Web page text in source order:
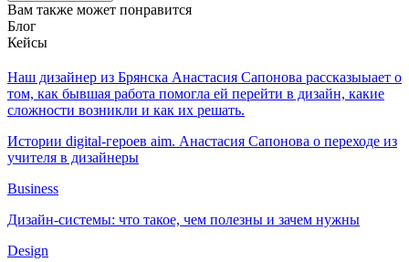
Вам также может понравится
Блог
Кейсы
Наш дизайнер из Брянска Анастасия Сапонова рассказыыает о
том, как бывшая работа помогла ей перейти в дизайн, какие
сложности возникли и как их решать.
Истории digital-героев aim. Анастасия Сапонова о переходе из
учителя в дизайнеры
Business
Дизайн-системы: что такое, чем полезны и зачем нужны
Design